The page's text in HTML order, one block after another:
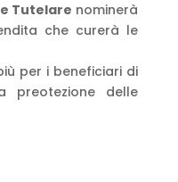
Tutelare nominerà
che curerà le
per i beneficiari di
preotezione delle